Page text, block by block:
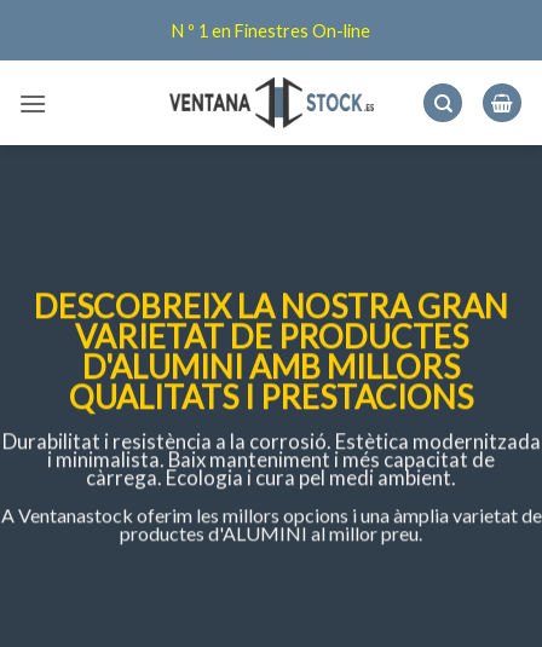
N º 1 en Finestres On-line
DESCOBREIX LA NOSTRA GRAN
VARIETAT DE PRODUCTES
D'ALUMINI AMB MILLORS
QUALITATS I PRESTACIONS
Durabilitat i resistència a la corrosió. Estètica modernitzada
i minimalista. Baix manteniment i més capacitat de
càrrega. Ecologia i cura pel medi ambient.
A Ventanastock oferim les millors opcions i una àmplia varietat de
productes d'ALUMINI al millor preu.